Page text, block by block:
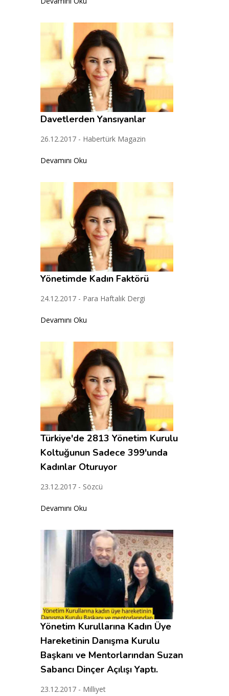
Davetlerden Yansıyanlar
26.12.2017 - Habertürk Magazin
Devamını Oku
Yönetimde Kadın Faktörü
24.12.2017 - Para Haftalık Dergi
Devamını Oku
Türkiye'de 2813 Yönetim Kurulu
Koltuğunun Sadece 399'unda
Kadınlar Oturuyor
23.12.2017 - Sözcü
Devamını Oku
Yönetim Kurullarına Kadın Üye
Hareketinin Danışma Kurulu
Başkanı ve Mentorlarından Suzan
Sabancı Dinçer Açılışı Yaptı.
23.12.2017 - Milliyet